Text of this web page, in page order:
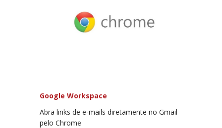
Google Workspace
Abra links de e-mails diretamente no Gmail
pelo Chrome